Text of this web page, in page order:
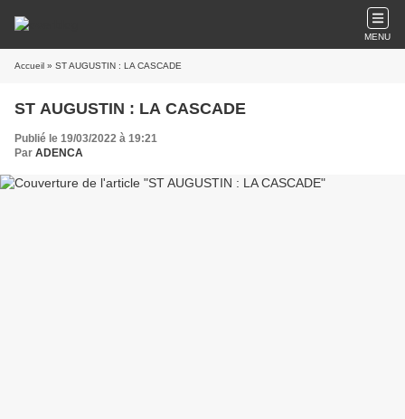
MENU
Accueil » ST AUGUSTIN : LA CASCADE
ST AUGUSTIN : LA CASCADE
Publié le 19/03/2022 à 19:21
Par ADENCA